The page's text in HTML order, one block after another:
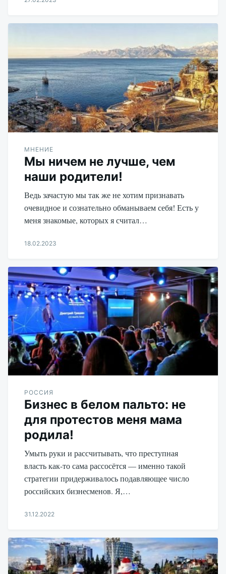
МНЕНИЕ
Мы ничем не лучше, чем
наши родители!
Ведь зачастую мы так же не хотим признавать
очевидное и сознательно обманываем себя! Есть у
меня знакомые, которых я считал…
Udikov
18.02.2023
РОССИЯ
Бизнес в белом пальто: не
для протестов меня мама
родила!
Умыть руки и рассчитывать, что преступная
власть как-то сама рассосётся — именно такой
стратегии придерживалось подавляющее число
российских бизнесменов. Я,…
Udikov
31.12.2022